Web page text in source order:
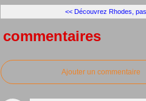
<< Découvrez Rhodes, pas
commentaires
Ajouter un commentaire